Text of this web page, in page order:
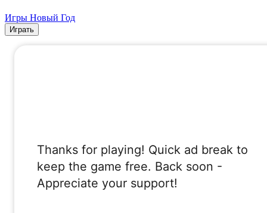
Игры Новый Год
Играть